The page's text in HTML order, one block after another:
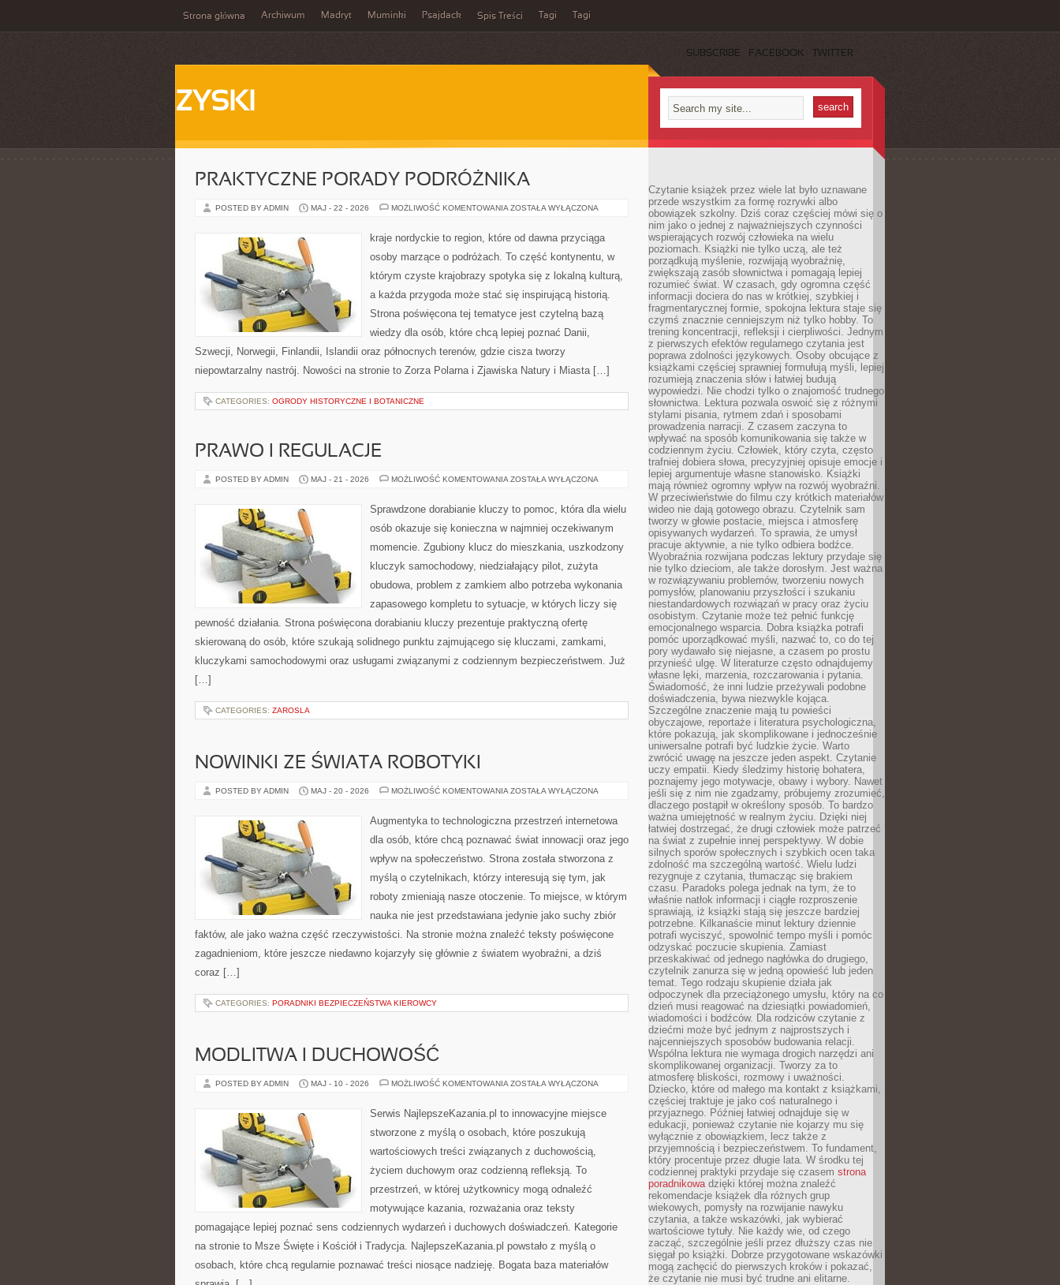
Strona główna Archiwum Madryt Muminki Psajdack Spis Treści Tagi Tagi
SUBSCRIBE FACEBOOK TWITTER
ZYSKI
PRAKTYCZNE PORADY PODRÓŻNIKA
POSTED BY ADMIN MAJ - 22 - 2026 MOŻLIWOŚĆ KOMENTOWANIA PRAKTYCZNE
ZOSTAŁA WYŁĄCZONA
kraje nordyckie to region, które od dawna przyciąga
osoby marzące o podróżach. To część kontynentu, w
którym czyste krajobrazy spotyka się z lokalną kulturą,
a każda przygoda może stać się inspirującą historią.
Strona poświęcona tej tematyce jest czytelną bazą
wiedzy dla osób, które chcą lepiej poznać Danii,
Szwecji, Norwegii, Finlandii, Islandii oraz północnych terenów, gdzie cisza tworzy
niepowtarzalny nastrój. Nowości na stronie to Zorza Polarna i Zjawiska Natury i Miasta […]
CATEGORIES: OGRODY HISTORYCZNE I BOTANICZNE
PRAWO I REGULACJE
POSTED BY ADMIN MAJ - 21 - 2026 MOŻLIWOŚĆ KOMENTOWANIA PRAWO
ZOSTAŁA WYŁĄCZONA
Sprawdzone dorabianie kluczy to pomoc, która dla wielu
osób okazuje się konieczna w najmniej oczekiwanym
momencie. Zgubiony klucz do mieszkania, uszkodzony
kluczyk samochodowy, niedziałający pilot, zużyta
obudowa, problem z zamkiem albo potrzeba wykonania
zapasowego kompletu to sytuacje, w których liczy się
pewność działania. Strona poświęcona dorabianiu kluczy prezentuje praktyczną ofertę
skierowaną do osób, które szukają solidnego punktu zajmującego się kluczami, zamkami,
kluczykami samochodowymi oraz usługami związanymi z codziennym bezpieczeństwem. Już
[…]
CATEGORIES: ZAROSLA
NOWINKI ZE ŚWIATA ROBOTYKI
POSTED BY ADMIN MAJ - 20 - 2026 MOŻLIWOŚĆ KOMENTOWANIA NOWINKI
ROBOTYKI
ZOSTAŁA WYŁĄCZONA
Augmentyka to technologiczna przestrzeń internetowa
dla osób, które chcą poznawać świat innowacji oraz jego
wpływ na społeczeństwo. Strona została stworzona z
myślą o czytelnikach, którzy interesują się tym, jak
roboty zmieniają nasze otoczenie. To miejsce, w którym
nauka nie jest przedstawiana jedynie jako suchy zbiór
faktów, ale jako ważna część rzeczywistości. Na stronie można znaleźć teksty poświęcone
zagadnieniom, które jeszcze niedawno kojarzyły się głównie z światem wyobraźni, a dziś
coraz […]
CATEGORIES: PORADNIKI BEZPIECZEŃSTWA KIEROWCY
MODLITWA I DUCHOWOŚĆ
POSTED BY ADMIN MAJ - 10 - 2026 MOŻLIWOŚĆ KOMENTOWANIA MODLITWA
ZOSTAŁA WYŁĄCZONA
Serwis NajlepszeKazania.pl to innowacyjne miejsce
stworzone z myślą o osobach, które poszukują
wartościowych treści związanych z duchowością,
życiem duchowym oraz codzienną refleksją. To
przestrzeń, w której użytkownicy mogą odnaleźć
motywujące kazania, rozważania oraz teksty
pomagające lepiej poznać sens codziennych wydarzeń i duchowych doświadczeń. Kategorie
na stronie to Msze Święte i Kościół i Tradycja. NajlepszeKazania.pl powstało z myślą o
osobach, które chcą regularnie poznawać treści niosące nadzieję. Bogata baza materiałów
Czytanie książek przez wiele lat było uznawane
przede wszystkim za formę rozrywki albo
obowiązek szkolny. Dziś coraz częściej mówi się o
nim jako o jednej z najważniejszych czynności
wspierających rozwój człowieka na wielu
poziomach. Książki nie tylko uczą, ale też
porządkują myślenie, rozwijają wyobraźnię,
zwiększają zasób słownictwa i pomagają lepiej
rozumieć świat. W czasach, gdy ogromna część
informacji dociera do nas w krótkiej, szybkiej i
fragmentarycznej formie, spokojna lektura staje się
czymś znacznie cenniejszym niż tylko hobby. To
trening koncentracji, refleksji i cierpliwości. Jednym
z pierwszych efektów regularnego czytania jest
poprawa zdolności językowych. Osoby obcujące z
książkami częściej sprawniej formułują myśli, lepiej
rozumieją znaczenia słów i łatwiej budują
wypowiedzi. Nie chodzi tylko o znajomość trudnego
słownictwa. Lektura pozwala oswoić się z różnymi
stylami pisania, rytmem zdań i sposobami
prowadzenia narracji. Z czasem zaczyna to
wpływać na sposób komunikowania się także w
codziennym życiu. Człowiek, który czyta, często
trafniej dobiera słowa, precyzyjniej opisuje emocje i
lepiej argumentuje własne stanowisko. Książki
mają również ogromny wpływ na rozwój wyobraźni.
W przeciwieństwie do filmu czy krótkich materiałów
wideo nie dają gotowego obrazu. Czytelnik sam
tworzy w głowie postacie, miejsca i atmosferę
opisywanych wydarzeń. To sprawia, że umysł
pracuje aktywnie, a nie tylko odbiera bodźce.
Wyobraźnia rozwijana podczas lektury przydaje się
nie tylko dzieciom, ale także dorosłym. Jest ważna
w rozwiązywaniu problemów, tworzeniu nowych
pomysłów, planowaniu przyszłości i szukaniu
niestandardowych rozwiązań w pracy oraz życiu
osobistym. Czytanie może też pełnić funkcję
emocjonalnego wsparcia. Dobra książka potrafi
pomóc uporządkować myśli, nazwać to, co do tej
pory wydawało się niejasne, a czasem po prostu
przynieść ulgę. W literaturze często odnajdujemy
własne lęki, marzenia, rozczarowania i pytania.
Świadomość, że inni ludzie przeżywali podobne
doświadczenia, bywa niezwykle kojąca.
Szczególne znaczenie mają tu powieści
obyczajowe, reportaże i literatura psychologiczna,
które pokazują, jak skomplikowane i jednocześnie
uniwersalne potrafi być ludzkie życie. Warto
zwrócić uwagę na jeszcze jeden aspekt. Czytanie
uczy empatii. Kiedy śledzimy historię bohatera,
poznajemy jego motywacje, obawy i wybory. Nawet
jeśli się z nim nie zgadzamy, próbujemy zrozumieć,
dlaczego postąpił w określony sposób. To bardzo
ważna umiejętność w realnym życiu. Dzięki niej
łatwiej dostrzegać, że drugi człowiek może patrzeć
na świat z zupełnie innej perspektywy. W dobie
silnych sporów społecznych i szybkich ocen taka
zdolność ma szczególną wartość. Wielu ludzi
rezygnuje z czytania, tłumacząc się brakiem
czasu. Paradoks polega jednak na tym, że to
właśnie natłok informacji i ciągłe rozproszenie
sprawiają, iż książki stają się jeszcze bardziej
potrzebne. Kilkanaście minut lektury dziennie
potrafi wyciszyć, spowolnić tempo myśli i pomóc
odzyskać poczucie skupienia. Zamiast
przeskakiwać od jednego nagłówka do drugiego,
czytelnik zanurza się w jedną opowieść lub jeden
temat. Tego rodzaju skupienie działa jak
odpoczynek dla przeciążonego umysłu, który na co
dzień musi reagować na dziesiątki powiadomień,
wiadomości i bodźców. Dla rodziców czytanie z
dziećmi może być jednym z najprostszych i
najcenniejszych sposobów budowania relacji.
Wspólna lektura nie wymaga drogich narzędzi ani
skomplikowanej organizacji. Tworzy za to
atmosferę bliskości, rozmowy i uważności.
Dziecko, które od małego ma kontakt z książkami,
częściej traktuje je jako coś naturalnego i
przyjaznego. Później łatwiej odnajduje się w
edukacji, ponieważ czytanie nie kojarzy mu się
wyłącznie z obowiązkiem, lecz także z
przyjemnością i bezpieczeństwem. To fundament,
który procentuje przez długie lata. W środku tej
codziennej praktyki przydaje się czasem strona
poradnikowadzięki której można znaleźć
rekomendacje książek dla różnych grup
wiekowych, pomysły na rozwijanie nawyku
czytania, a także wskazówki, jak wybierać
wartościowe tytuły. Nie każdy wie, od czego
zacząć, szczególnie jeśli przez dłuższy czas nie
sięgał po książki. Dobrze przygotowane wskazówki
mogą zachęcić do pierwszych kroków i pokazać,
że czytanie nie musi być trudne ani elitarne.